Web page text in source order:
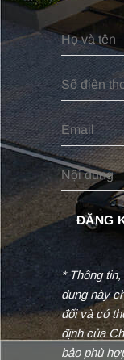
* Thông
dung này
đối và có
định của
bảo phù